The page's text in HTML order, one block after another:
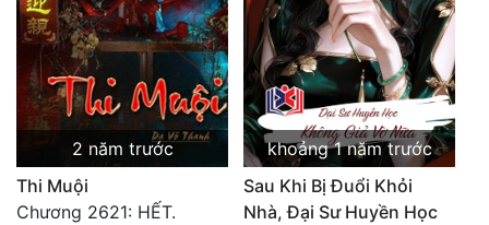
2 năm trước
Thi Muội
Chương 2621: HẾT.
khoảng 1 năm trước
Sau Khi Bị Đuổi Khỏi
Nhà, Đại Sư Huyền Học